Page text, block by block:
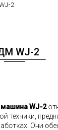
2
WJ-2
машина WJ-2
техники,
Они